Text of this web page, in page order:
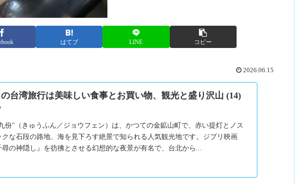
はてブ LINE コピー
2026.06.15
台湾旅行は美味しい食事とお買い物、観光と盛り沢山 (14)
份"（きゅうふん／ジョウフェン）は、かつての金鉱山町で、赤い提灯とノス
クな石段の路地、海を見下ろす絶景で知られる人気観光地です。ジブリ映画
尋の神隠し』を彷彿とさせる幻想的な夜景が有名で、台北から...